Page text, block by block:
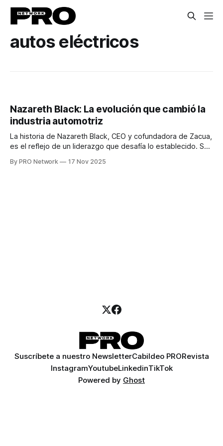
autos eléctricos
Nazareth Black: La evolución que cambió la
industria automotriz
La historia de Nazareth Black, CEO y cofundadora de Zacua,
es el reflejo de un liderazgo que desafía lo establecido. Su
fábrica, sino en una experiencia frustrante como
By PRO Network 17 Nov 2025
Suscríbete a nuestro NewsletterCabildeo PRORevista
InstagramYoutubeLinkedinTikTok
Powered by Ghost